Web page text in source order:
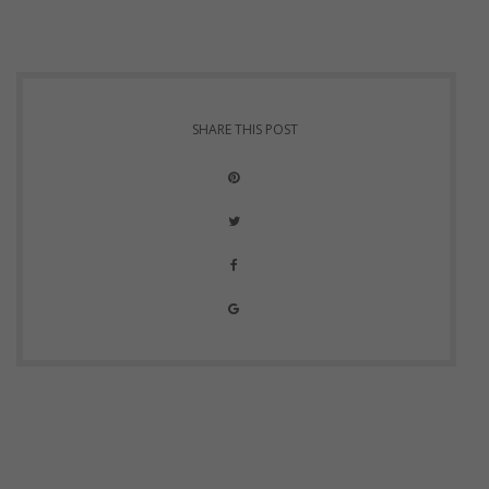
SHARE THIS POST